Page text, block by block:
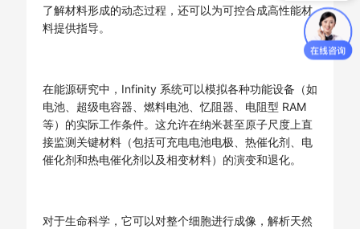
了解材料形成的动态过程，还可以为可控合成高性能材
料提供指导。
在能源研究中，Infinity 系统可以模拟各种功能设备（如
电池、超级电容器、燃料电池、忆阻器、电阻型 RAM
等）的实际工作条件。这允许在纳米甚至原子尺度上直
接监测关键材料（包括可充电电池电极、热催化剂、电
催化剂和热电催化剂以及相变材料）的演变和退化。
对于生命科学，它可以对整个细胞进行成像，解析天然